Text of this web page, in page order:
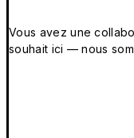
Vous avez une
souhait ici — nous